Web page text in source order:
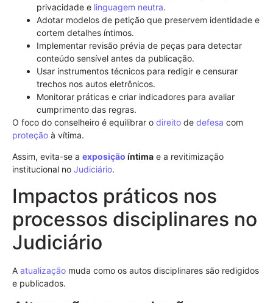
privacidade e linguagem neutra.
Adotar modelos de petição que preservem identidade e
cortem detalhes íntimos.
Implementar revisão prévia de peças para detectar
conteúdo sensível antes da publicação.
Usar instrumentos técnicos para redigir e censurar
trechos nos autos eletrônicos.
Monitorar práticas e criar indicadores para avaliar
cumprimento das regras.
O foco do conselheiro é equilibrar o direito de defesa com
proteção à vítima.
Assim, evita-se a exposição íntima e a revitimização
institucional no Judiciário.
Impactos práticos nos
processos disciplinares no
Judiciário
A atualização muda como os autos disciplinares são redigidos
e publicados.